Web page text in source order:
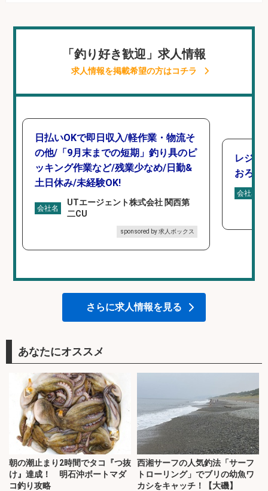
「釣り好き歓迎」求人情報
求人情報を掲載希望の方はコチラ
日払いOKで即日収入/軽作業・物流そ
の他/「9月末までの短期」釣り具のピ
ッキング作業など/残業少なめ/日勤&
土日休み/未経験OK!
会社名
UTエージェント株式会社 関西第
二CU
sponsored by 求人ボックス
レジ打
おろし
会社名
さらに求人情報を見る
あなたにオススメ
朝の潮止まり2時間でタコ『つ抜
け』達成！ 明石沖ボートマダ
コ釣り攻略
西湘サーフの人気釣法「サーフ
トローリング」でブリの幼魚ワ
カシをキャッチ！【大磯】